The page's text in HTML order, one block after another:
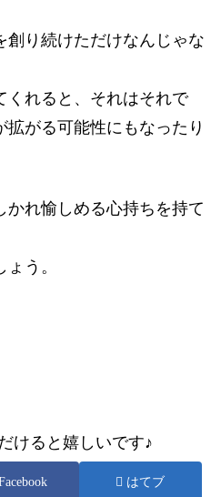
創り続けただけなんじゃな
くれると、それはそれで
拡がる可能性にもなったり
かれ愉しめる心持ちを持て
う。
けると嬉しいです♪
はてブ